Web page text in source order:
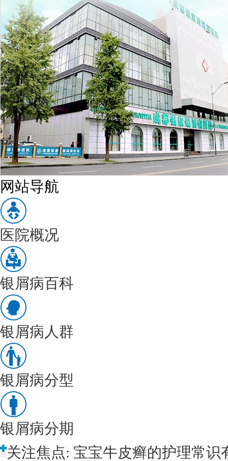
网站导航
医院概况
银屑病百科
银屑病人群
银屑病分型
银屑病分期
关注焦点: 宝宝牛皮癣的护理常识